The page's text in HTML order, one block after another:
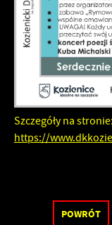
Szczegóły na stronie:
https://
POWRÓT
firm będących
Firmy te działają w
treści w postaci
społecznościowych.